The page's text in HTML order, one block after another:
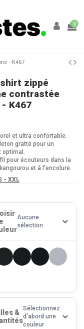
0
- K467
zippé
contrastée
K467
et ultra confortable.
gratté pour un
optimal.
pour écouteurs dans la
et à l'encolure.
- XXL
Aucune
sélection
& Sélectionnez
d'abord une
couleur